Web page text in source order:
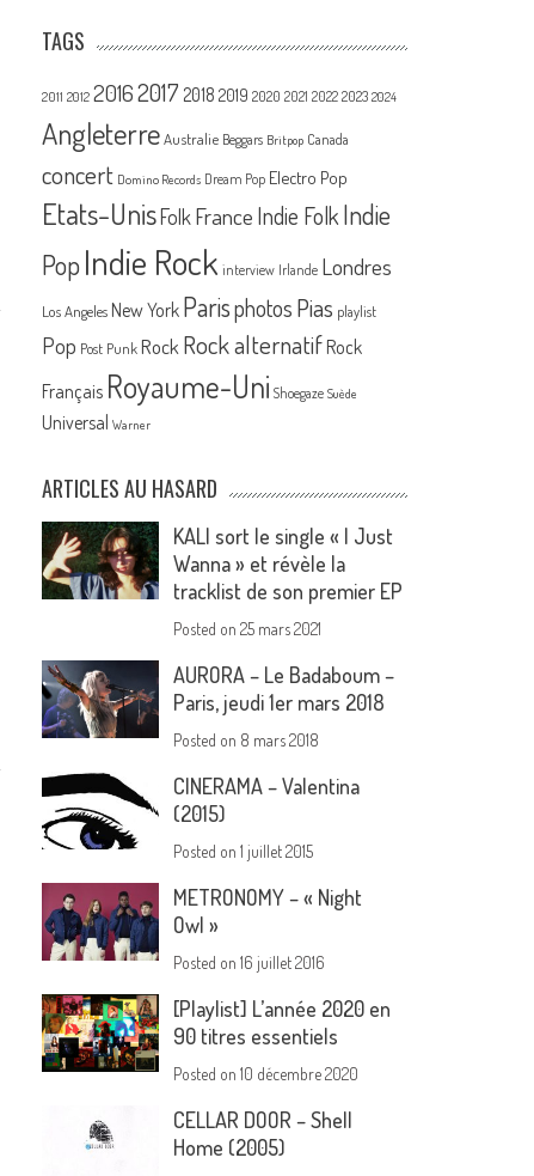
TAGS
2011 2012 20162017 2018 2019 2020 2021 2022 2023 2024
Angleterre Australie Beggars Britpop Canada
concert Domino Records Dream Pop Electro Pop
Etats-UnisFolk France Indie FolkIndie
PopIndie Rock interview Irlande Londres
Los Angeles New York Parisphotos Pias playlist
Pop Post Punk Rock Rock alternatif Rock
Français Royaume-Uni Shoegaze Suède
Universal Warner
ARTICLES AU HASARD
KALI sort le single « I Just
Wanna » et révèle la
tracklist de son premier EP
Posted on25 mars 2021
AURORA – Le Badaboum –
Paris, jeudi 1er mars 2018
Posted on 8 mars 2018
CINERAMA – Valentina
(2015)
Posted on1 juillet 2015
METRONOMY – « Night
Owl »
Posted on16 juillet 2016
[Playlist] L’année 2020 en
90 titres essentiels
Posted on10 décembre 2020
CELLAR DOOR – Shell
Home (2005)